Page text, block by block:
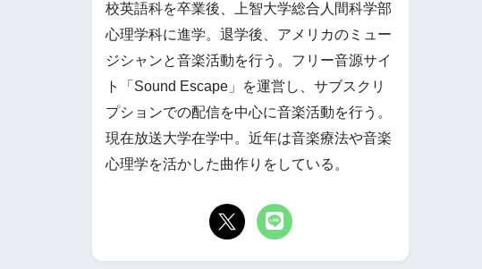
校英語科を卒業後、上智大学総合人間科学部
心理学科に進学。退学後、アメリカのミュー
ジシャンと音楽活動を行う。フリー音源サイ
ト「Sound Escape」を運営し、サブスクリ
プションでの配信を中心に音楽活動を行う。
現在放送大学在学中。近年は音楽療法や音楽
心理学を活かした曲作りをしている。